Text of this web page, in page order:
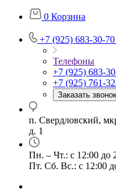
0 Корзина
+7 (925) 683-30-70
Телефоны
+7 (925) 683-
+7 (925) 761-
Заказать звонок
п. Свердловский,
д. 1
Пн. – Чт.: с 12:00 до
Пт. Сб. Вс.: с 12:00